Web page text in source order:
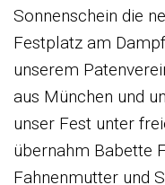
Sonnenschein die
Festplatz am
unserem
aus München und
unser Fest unter
übernahm Babette
Fahnenmutter und